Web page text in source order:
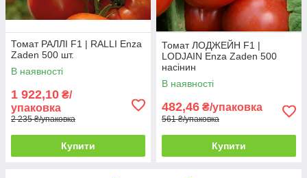
Томат РАЛЛІ F1 | RALLI Enza
Zaden 500 шт.
В наявності
1 922,10 ₴/
упаковка
2 235 ₴/упаковка
Купити
Томат ЛОДЖЕЙН F1 |
LODJAIN Enza Zaden 500
насінин
В наявності
482,46 ₴/упаковка
561 ₴/упаковка
Купити